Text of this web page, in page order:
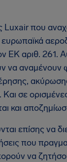
Luxair που
ΕΚ αριθ. 261.
να αναμένουν
σε
και
επίσης να
που
να